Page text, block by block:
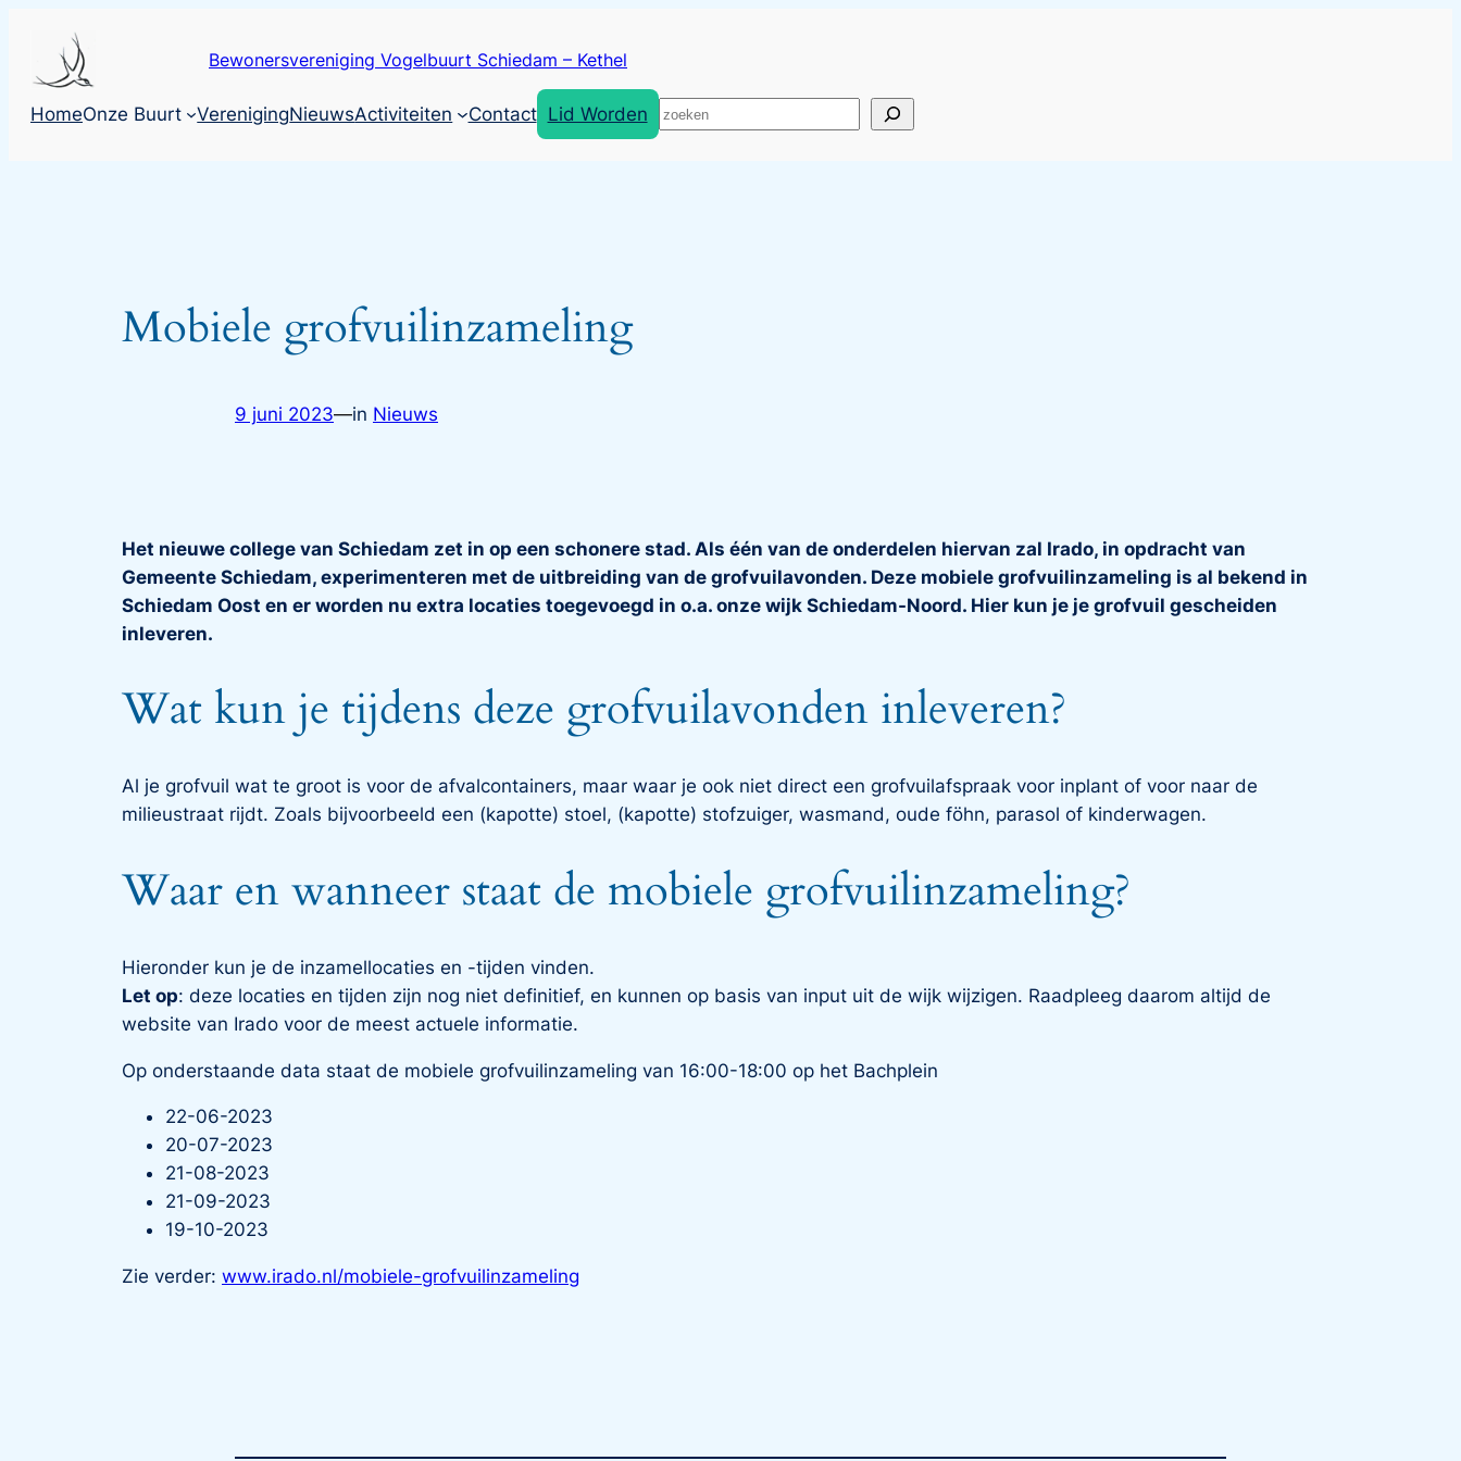
inhoud
Bewonersvereniging Vogelbuurt Schiedam – Kethel
HomeOnze Buurt VerenigingNieuwsActiviteiten Contact Lid Worden Zoeken
Mobiele grofvuilinzameling
9 juni 2023—in Nieuws
Het nieuwe college van Schiedam zet in op een schonere stad. Als één van de onderdelen hiervan zal Irado, in opdracht van
Gemeente Schiedam, experimenteren met de uitbreiding van de grofvuilavonden. Deze mobiele grofvuilinzameling is al bekend in
Schiedam Oost en er worden nu extra locaties toegevoegd in o.a. onze wijk Schiedam-Noord. Hier kun je je grofvuil gescheiden
inleveren.
Wat kun je tijdens deze grofvuilavonden inleveren?
Al je grofvuil wat te groot is voor de afvalcontainers, maar waar je ook niet direct een grofvuilafspraak voor inplant of voor naar de
milieustraat rijdt. Zoals bijvoorbeeld een (kapotte) stoel, (kapotte) stofzuiger, wasmand, oude föhn, parasol of kinderwagen.
Waar en wanneer staat de mobiele grofvuilinzameling?
Hieronder kun je de inzamellocaties en -tijden vinden.
Let op: deze locaties en tijden zijn nog niet definitief, en kunnen op basis van input uit de wijk wijzigen. Raadpleeg daarom altijd de
website van Irado voor de meest actuele informatie.
Op onderstaande data staat de mobiele grofvuilinzameling van 16:00-18:00 op het Bachplein
22-06-2023
20-07-2023
21-08-2023
21-09-2023
19-10-2023
Zie verder: www.irado.nl/mobiele-grofvuilinzameling